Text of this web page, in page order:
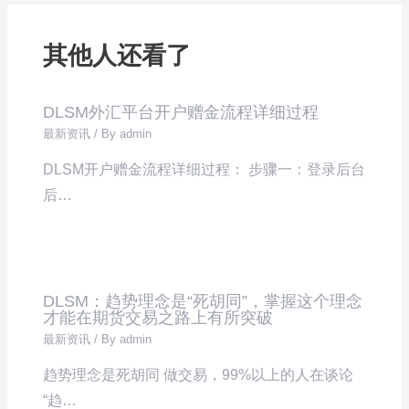
其他人还看了
DLSM外汇平台开户赠金流程详细过程
最新资讯 / Byadmin
DLSM开户赠金流程详细过程： 步骤一：登录后台
后…
DLSM：趋势理念是“死胡同”，掌握这个理念
才能在期货交易之路上有所突破
最新资讯 / Byadmin
趋势理念是死胡同 做交易，99%以上的人在谈论
“趋…